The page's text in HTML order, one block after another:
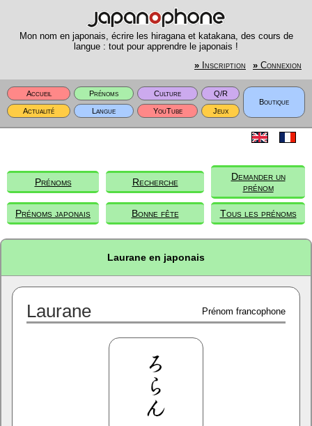
Mon nom en japonais, écrire les hiragana et katakana, des cours de
langue : tout pour apprendre le japonais !
» Inscription » Connexion
Accueil Prénoms Culture
Q/R
Boutique
Actualité
Langue YouTube Jeux
Prénoms Recherche
Demander un
prénom
Prénoms japonais Bonne fête Tous les prénoms
Laurane en japonais
Laurane Prénom francophone